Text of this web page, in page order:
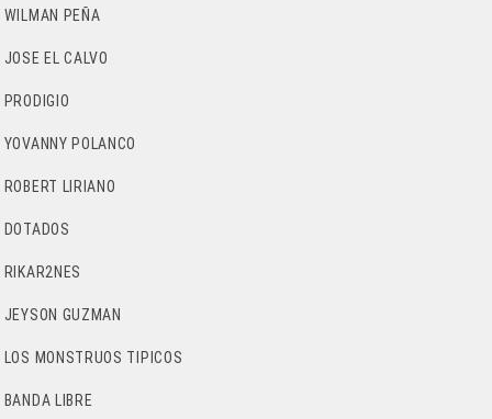
WILMAN PEÑA
JOSE EL CALVO
PRODIGIO
YOVANNY POLANCO
ROBERT LIRIANO
DOTADOS
RIKAR2NES
JEYSON GUZMAN
LOS MONSTRUOS TIPICOS
BANDA LIBRE